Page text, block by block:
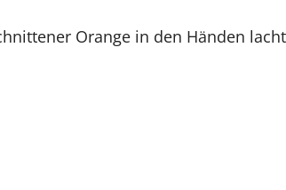
Orange in den Händen